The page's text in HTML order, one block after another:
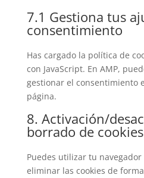
7.1 Gestiona tus
consentimiento
Has cargado la política de
con JavaScript. En AMP,
gestionar el consentimiento
página.
8. Activación/
borrado de cookies
Puedes utilizar tu
eliminar las cookies de